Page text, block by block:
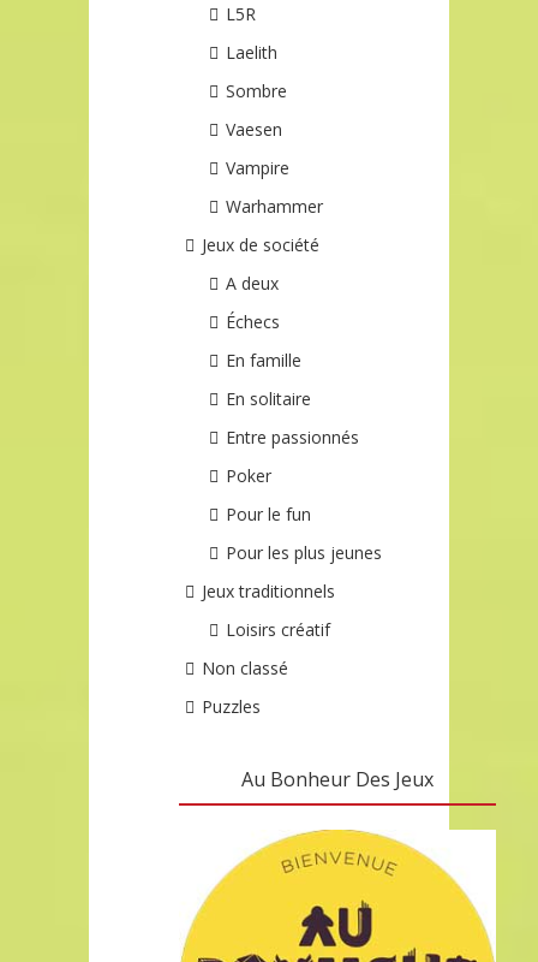
L5R
Laelith
Sombre
Vaesen
Vampire
Warhammer
Jeux de société
A deux
Échecs
En famille
En solitaire
Entre passionnés
Poker
Pour le fun
Pour les plus jeunes
Jeux traditionnels
Loisirs créatif
Non classé
Puzzles
Au Bonheur Des Jeux